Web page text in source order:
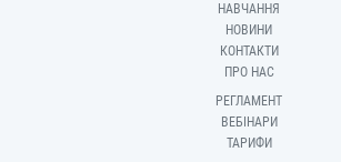
НАВЧАННЯ
НОВИНИ
КОНТАКТИ
ПРО НАС
РЕГЛАМЕНТ
ВЕБІНАРИ
ТАРИФИ